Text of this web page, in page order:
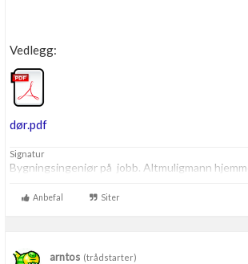
Vedlegg:
dør.pdf
Signatur
Bygningsingeniør på jobb. Altmuligmann
Anbefal Siter
arntos (trådstarter)